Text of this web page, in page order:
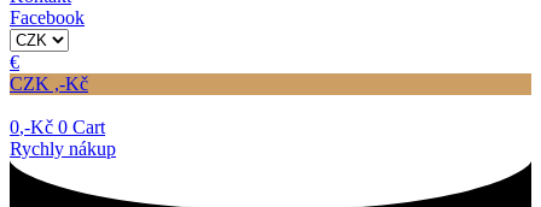
Facebook
€
CZK ,-Kč
0,-Kč 0 Cart
Rychly nákup